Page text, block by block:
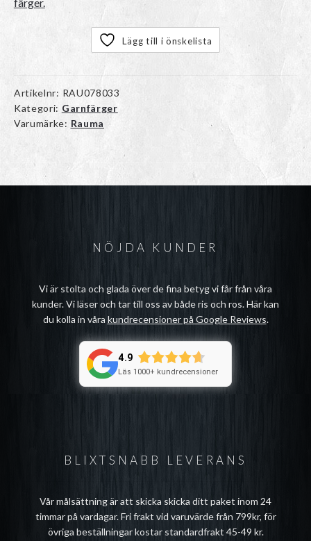
färger.
Lägg till i önskelista
Artikelnr: RAU078033
Kategori: Garnfärger
Varumärke: Rauma
BLIXTSNABB LEVERANS
Vår målsättning är att skicka skicka ditt paket inom 24
timmar på vardagar. Fri frakt vid varuvärde från 799kr, för
övriga beställningar kostar standardfrakt 45-49 kr.
NÖJDA KUNDER
Vi är stolta och glada över de fina betyg vi får från våra
kunder. Vi läser och tar till oss av både ris och ros. Här kan
du kolla in våra kundrecensioner på Google Reviews.
4.9
Läs 1000+ kundrecensioner